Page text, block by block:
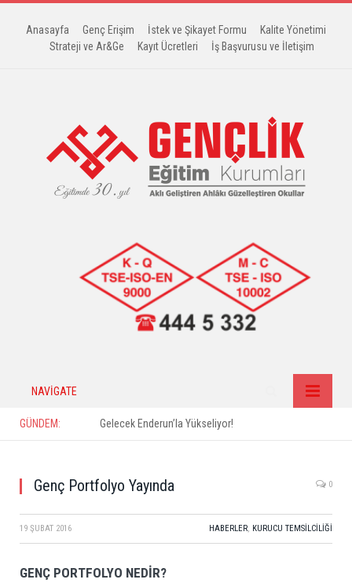
Anasayfa Genç Erişim İstek ve Şikayet Formu
Kalite Yönetimi
Strateji ve Ar&Ge
Kayıt Ücretleri İş Başvurusu ve İletişim
NAVIGATE
GÜNDEM: Gelecek Enderun’la Yükseliyor!
Genç Portfolyo Yayında 0
19 ŞUBAT 2016 HABERLER, KURUCU TEMSILCILIĞI
GENÇ PORTFOLYO NEDİR?